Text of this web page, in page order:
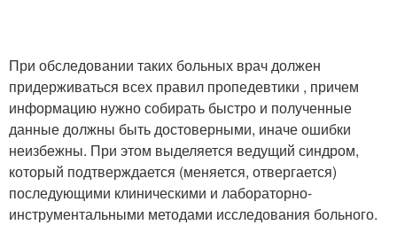
При обследовании таких больных врач должен
придерживаться всех правил пропедевтики , причем
информацию нужно собирать быстро и полученные
данные должны быть достоверными, иначе ошибки
неизбежны. При этом выделяется ведущий синдром,
который подтверждается (меняется, отвергается)
последующими клиническими и лабораторно-
инструментальными методами исследования больного.